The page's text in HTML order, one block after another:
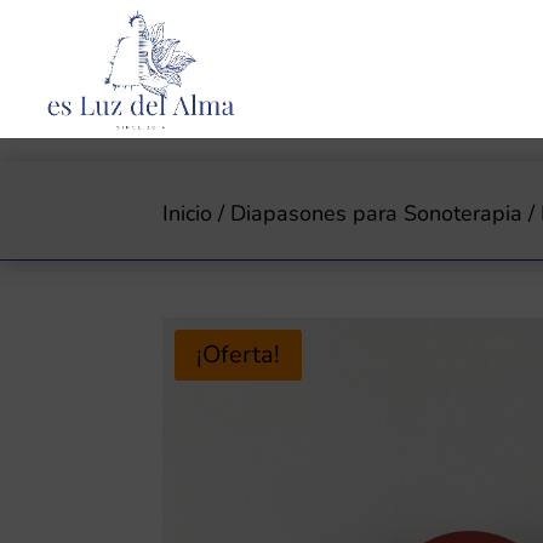
Inicio / Diapasones para Sonoterapia /
¡Oferta!